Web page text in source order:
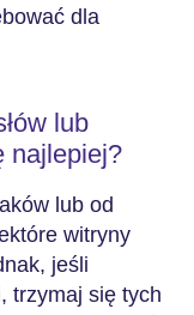
dla
lub
najlepiej?
lub od
witryny
jeśli
trzymaj się tych